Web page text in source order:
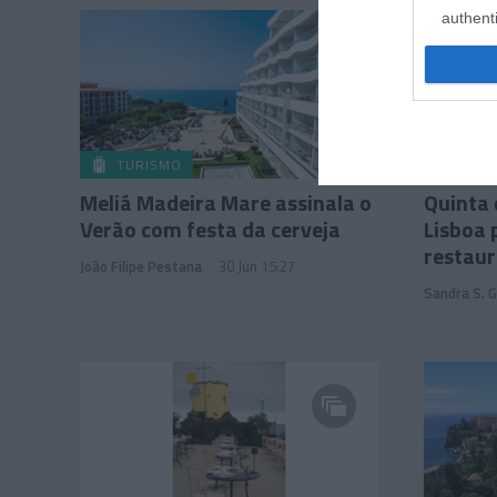
TURISMO
Meliá Madeira Mare assinala o
Verão com festa da cerveja
João Filipe Pestana 30 Jun 15:27
Quinta
Lisboa
Sandra S.